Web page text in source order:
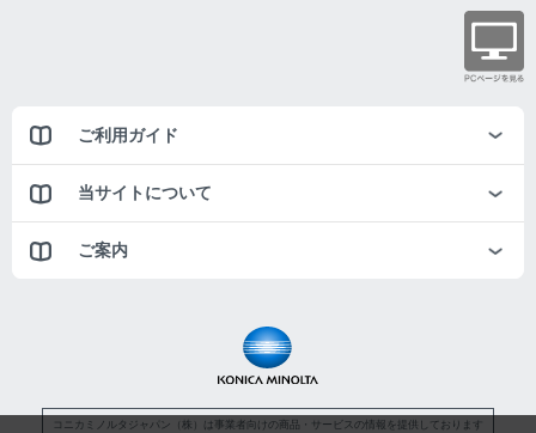
ご利用ガイド
当サイトについて
ご案内
コニカミノルタジャパン（株）は事業者向けの商品・サービスの情報を提供しております